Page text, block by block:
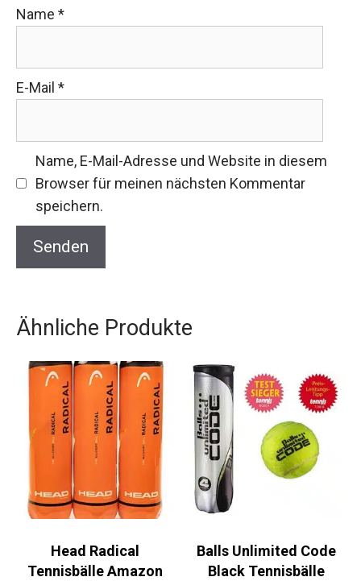
Name *
E-Mail *
Name, E-Mail-Adresse und Website in diesem
Browser für meinen nächsten Kommentar
speichern.
Ähnliche Produkte
Head Radical
Tennisbälle Amazon
Balls Unlimited Code
Black Tennisbälle